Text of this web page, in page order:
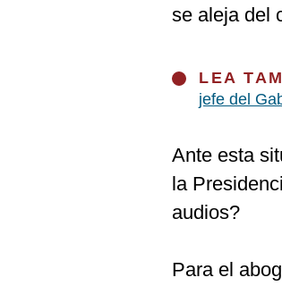
se aleja del
LEA
jefe del
Ante esta
la
audios?
Para el